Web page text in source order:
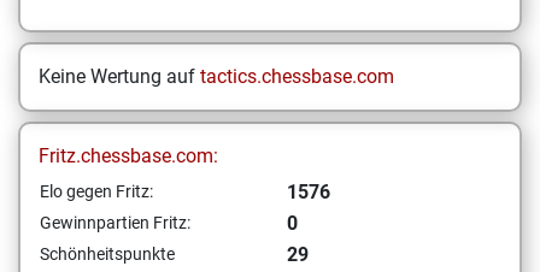
Keine Wertung auf tactics.chessbase.com
Fritz.chessbase.com:
Elo gegen Fritz: 1576
Gewinnpartien Fritz: 0
Schönheitspunkte
29